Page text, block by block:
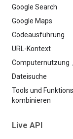
Google Search
Google Maps
Codeausführung
URL-Kontext
Computernutzung
Dateisuche
Tools und
kombinieren
Live API